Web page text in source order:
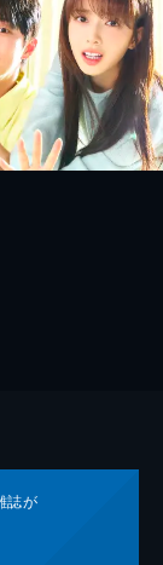
誌が